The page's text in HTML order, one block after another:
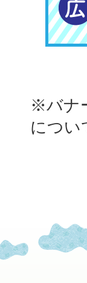
※バナ
につい